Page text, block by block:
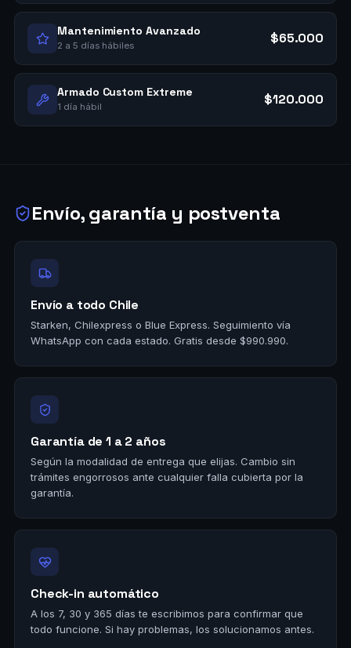
Mantenimiento Avanzado
2 a 5 días hábiles $65.000
Armado Custom Extreme
1 día hábil $120.000
Envío, garantía y postventa
Envío a todo Chile
Starken, Chilexpress o Blue Express. Seguimiento vía
WhatsApp con cada estado. Gratis desde $990.990.
Garantía de 1 a 2 años
Según la modalidad de entrega que elijas. Cambio sin
trámites engorrosos ante cualquier falla cubierta por la
garantía.
Check-in automático
A los 7, 30 y 365 días te escribimos para confirmar que
todo funcione. Si hay problemas, los solucionamos antes.